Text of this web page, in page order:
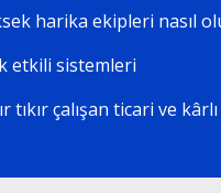
harika ekipleri nasıl
etkili sistemleri
tıkır çalışan ticari ve